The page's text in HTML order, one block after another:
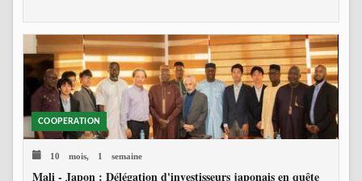
COOPERATION
10 mois, 1 semaine
Mali - Japon : Délégation d'investisseurs japonais en quête